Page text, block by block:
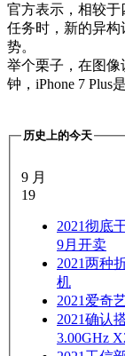
官方表示，相较于
任务时，新的异构
势。
举个栗子，在图像
钟，iPhone 7 Plus
历史上的今天
9 月
19
2021彻底
9月开卖
2021两种
机
2021 爱奇
2021确认
3.00GHz